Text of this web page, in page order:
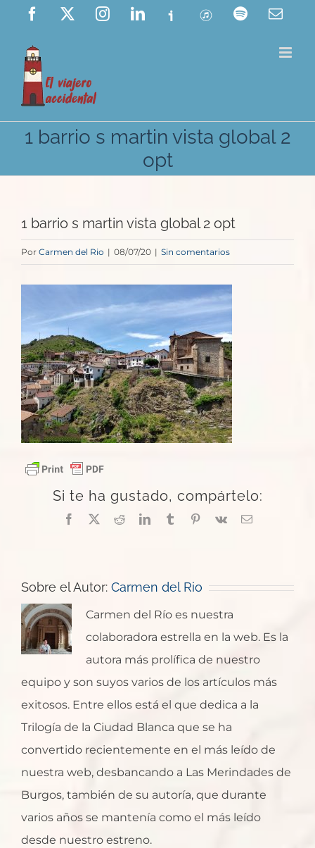
Saltar
contenido
Facebook InstagramLinkedIn
Ivoox ITunes Spotify
1 barrio s martin vista global 2
opt
1 barrio s martin vista global 2 opt
Por Carmen del Rio | 08/07/20 | Sin comentarios
Si te ha gustado, compártelo:
Facebook
X RedditLinkedInTumblrPinterest
Vk
Correo
Sobre el Autor: Carmen del Rio
Carmen del Río es nuestra
colaboradora estrella en la web. Es la
autora más prolífica de nuestro
equipo y son suyos varios de los artículos más
exitosos. Entre ellos está el que dedica a la
Trilogía de la Ciudad Blanca que se ha
convertido recientemente en el más leído de
nuestra web, desbancando a Las Merindades de
Burgos, también de su autoría, que durante
varios años se mantenía como el más leído
desde nuestro estreno.